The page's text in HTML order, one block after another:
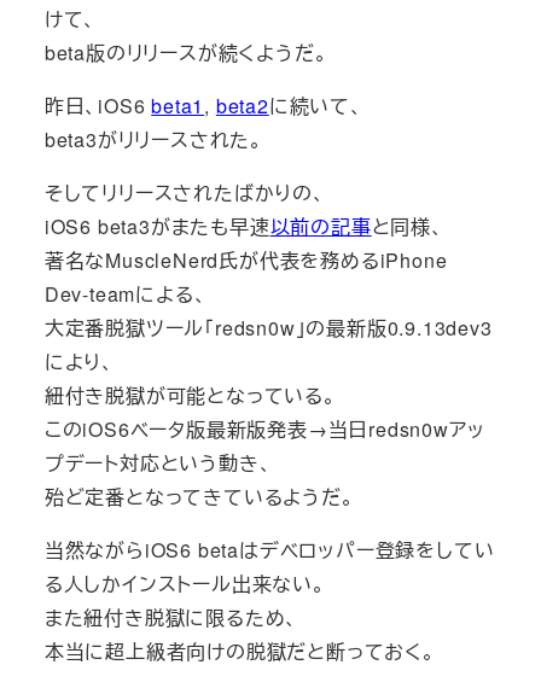
けて、
beta版のリリースが続くようだ。
昨日、iOS6beta1 , beta2に続いて、
beta3がリリースされた。
そしてリリースされたばかりの、
iOS6 beta3がまたも早速以前の記事と同様、
著名なMuscleNerd氏が代表を務めるiPhone
Dev-teamによる、
大定番脱獄ツール「redsn0w」の最新版0.9.13dev3
により、
紐付き脱獄が可能となっている。
このiOS6ベータ版最新版発表→当日redsn0wアッ
プデート対応という動き、
殆ど定番となってきているようだ。
当然ながらiOS6 betaはデベロッパー登録をしてい
る人しかインストール出来ない。
また紐付き脱獄に限るため、
本当に超上級者向けの脱獄だと断っておく。